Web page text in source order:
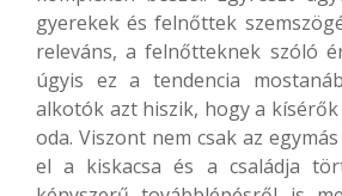
gyerekek és felnőttek
releváns, a felnőtteknek szóló
úgyis ez a tendencia
alkotók azt hiszik, hogy a
oda. Viszont nem csak az
el a kiskacsa és a családja